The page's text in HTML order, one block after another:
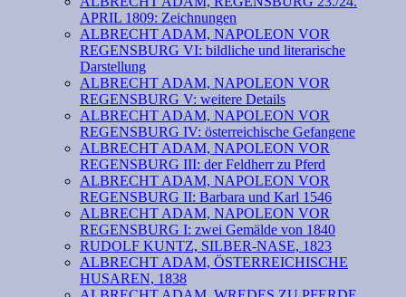
APRIL 1809: Zeichnungen
ALBRECHT ADAM, NAPOLEON VOR
REGENSBURG VI: bildliche und literarische
Darstellung
ALBRECHT ADAM, NAPOLEON VOR
REGENSBURG V: weitere Details
ALBRECHT ADAM, NAPOLEON VOR
REGENSBURG IV: österreichische Gefangene
ALBRECHT ADAM, NAPOLEON VOR
REGENSBURG III: der Feldherr zu Pferd
ALBRECHT ADAM, NAPOLEON VOR
REGENSBURG II: Barbara und Karl 1546
ALBRECHT ADAM, NAPOLEON VOR
REGENSBURG I: zwei Gemälde von 1840
RUDOLF KUNTZ, SILBER-NASE, 1823
ALBRECHT ADAM, ÖSTERREICHISCHE
HUSAREN, 1838